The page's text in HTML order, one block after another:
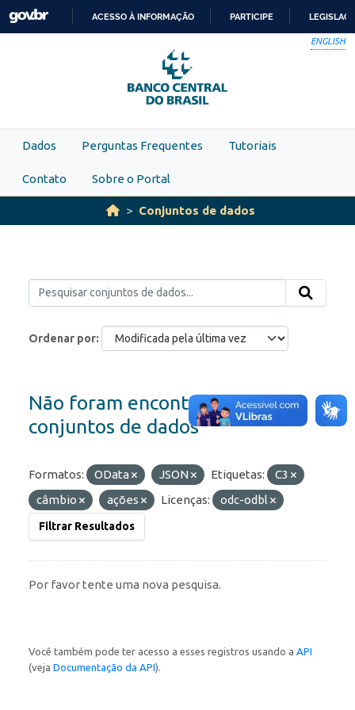
Skip to main content
PARA
O
CONTEÚDO
ACESSO À INFORMAÇÃO PARTICIPE
ENGLISH
Dados Perguntas Frequentes Tutoriais
Contato Sobre o Portal
Conjuntos de dados
Ordenar por
Não foram encontrados
conjuntos de dados
Formatos: OData JSON Etiquetas:
C3
câmbio
ações Licenças: odc-odbl
Filtrar Resultados
Por favor tente uma nova pesquisa.
Você também pode ter acesso a esses registros usando a API
(veja Documentação da API).